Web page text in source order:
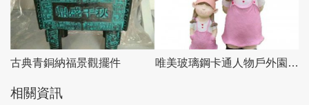
古典青銅納福景觀擺件 唯美玻璃鋼卡通人物戶外園林景觀擺件
相關資訊